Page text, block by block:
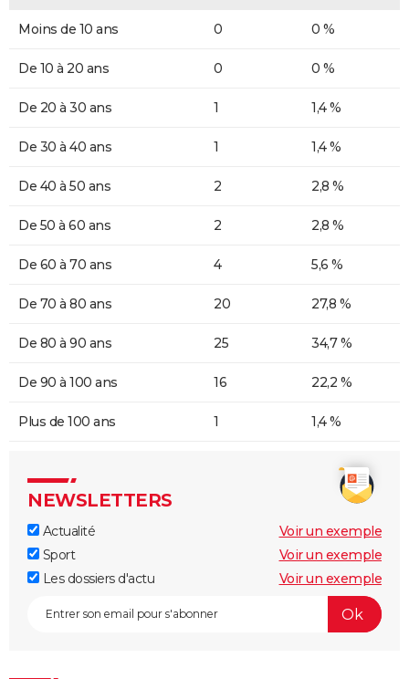
Moins de 10 ans 0 0 %
De 10 à 20 ans 0 0 %
De 20 à 30 ans 1 1,4 %
De 30 à 40 ans 1 1,4 %
De 40 à 50 ans 2 2,8 %
De 50 à 60 ans 2 2,8 %
De 60 à 70 ans 4 5,6 %
De 70 à 80 ans 20 27,8 %
De 80 à 90 ans 25 34,7 %
De 90 à 100 ans 16 22,2 %
Plus de 100 ans 1 1,4 %
NEWSLETTERS
Actualité
Voir un exemple
Sport
Voir un exemple
Les dossiers d'actu
Voir un exemple